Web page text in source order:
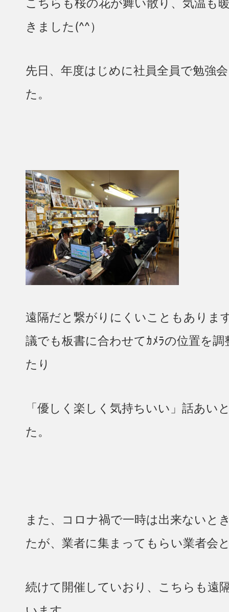
こちらも桜の花が舞い散り、気温も
きました(^^）
先日、年度はじめに社員全員で勉強
た。
遠隔だと繋がりにくいこともありま
議でも板書に合わせてｶﾒﾗの位置を
たり
「優しく楽しく気持ちいい」話あい
た。
また、コロナ禍で一時は出来ないと
たが、業者に集まってもらい業者会
続けて開催していおり、こちらも遠